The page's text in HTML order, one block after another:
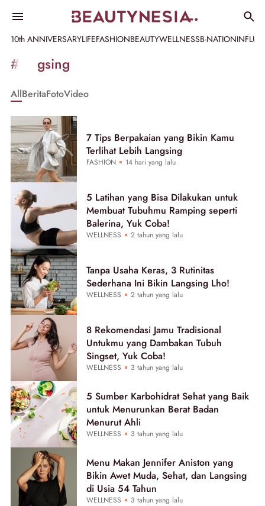
10th ANNIVERSARYLIFEFASHIONBEAUTYWELLNESSB-NATION
Informasi
[GET_DATA_TITLE]
Beautynesia
#langsing
AllBeritaFotoVideo
7 Tips Berpakaian yang Bikin Kamu
Terlihat Lebih Langsing
FASHION 14 hari yang lalu
5 Latihan yang Bisa Dilakukan untuk
Membuat Tubuhmu Ramping seperti
Balerina, Yuk Coba!
WELLNESS 2 tahun yang lalu
Tanpa Usaha Keras, 3 Rutinitas
Sederhana Ini Bikin Langsing Lho!
WELLNESS 2 tahun yang lalu
8 Rekomendasi Jamu Tradisional
Untukmu yang Dambakan Tubuh
Singset, Yuk Coba!
WELLNESS 3 tahun yang lalu
5 Sumber Karbohidrat Sehat yang Baik
untuk Menurunkan Berat Badan
Menurut Ahli
WELLNESS 3 tahun yang lalu
Menu Makan Jennifer Aniston yang
Bikin Awet Muda, Sehat, dan Langsing
di Usia 54 Tahun
WELLNESS 3 tahun yang lalu